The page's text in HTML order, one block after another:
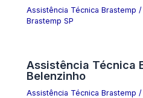
Assistência Técnica Brastemp
Brastemp SP
Assistência Técnica
Belenzinho
Assistência Técnica Brastemp